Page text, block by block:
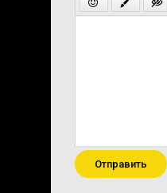
Отправить